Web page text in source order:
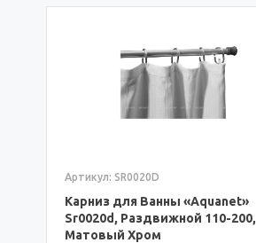
Артикул: SR0020D
Карниз для Ванны «Aquanet»
Sr0020d, Раздвижной 110-200,
Матовый Хром